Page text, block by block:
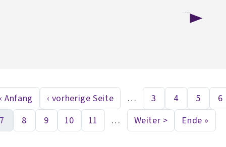
First page
Anfang Vorherige Seite
‹ vorherige Seite … Seite
3 Seite
4 Seite
5 6
Aktuelle Seite
7 Seite
8 Seite
9 Seite
10 Seite
11 … Nächste Seite
Weiter > Last
Ende »